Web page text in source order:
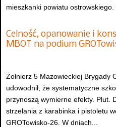
mieszkanki powiatu ostrowskiego.
Celność, opanowanie i
MBOT na podium
Żołnierz 5 Mazowieckiej Brygady
udowodnił, że systematyczne
przynoszą wymierne efekty. Plut.
strzelania z karabinka i pistoletu
GROTowisko-26. W dniach...